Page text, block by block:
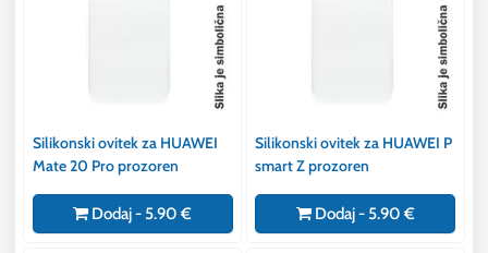
Silikonski ovitek za HUAWEI
Mate 20 Pro prozoren
Dodaj - 5.90 €
Silikonski ovitek za HUAWEI P
smart Z prozoren
Dodaj - 5.90 €